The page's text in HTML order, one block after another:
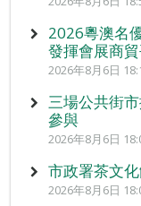
2026粵澳名
發揮會展商
2026年8月6日
三場公共街
參與
2026年8月6日
市政署茶文
2026年8月6日